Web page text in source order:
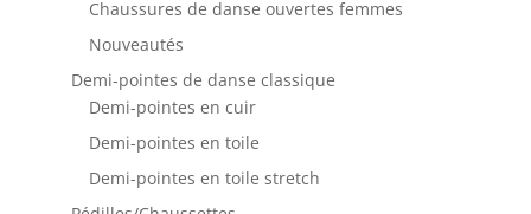
Chaussures de danse ouvertes femmes
Nouveautés
Demi-pointes de danse classique
Demi-pointes en cuir
Demi-pointes en toile
Demi-pointes en toile stretch